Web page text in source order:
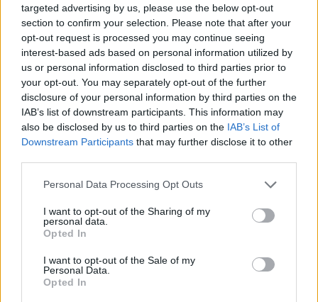
targeted advertising by us, please use the below opt-out
section to confirm your selection. Please note that after your
opt-out request is processed you may continue seeing
interest-based ads based on personal information utilized by
us or personal information disclosed to third parties prior to
your opt-out. You may separately opt-out of the further
disclosure of your personal information by third parties on the
IAB’s list of downstream participants. This information may
also be disclosed by us to third parties on the IAB’s List of
Downstream Participants that may further disclose it to other
Please note that this website/app uses one or more Google
not limited to your visit or usage behaviour. You may click to
grant or deny consent to Google and its third-party tags to
use your data for below specified purposes in below Google
consent section.
Personal Data Processing Opt Outs
I want to opt-out of the Sharing of my
personal data.
Opted In
I want to opt-out of the Sale of my
Personal Data.
Opted In
Α2 γυναικών
Α όμιλος
Πανιώνιος - ΓΑΣ Μεσσαράς 3-0 (25-14, 25-18, 25-11)
ΑΟ Τραχώνων - ΑΟ Παλλήνη 2-3 (23-25, 16-25, 26-24, 25-21,
4-15)
ΑΣ Ιωνικός - ΓΣΚ Ηρακλής 1-3 (25-20, 18-25, 21-25, 12-25)
Ένωση Ελασσόνας - ΕΑ Λαρίσης 1-3 (15-25, 21-25, 25-17, 18-